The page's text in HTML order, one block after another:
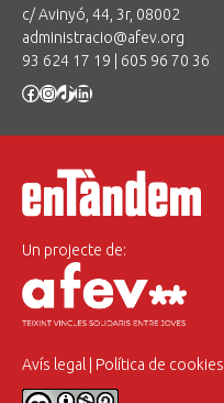
c/ Avinyó, 44, 3r, 08002
administracio@afev.org
93 624 17 19
605 96 70 36
Facebook
Instagram
TikTok
LinkedIn
Un projecte de:
Avís legal Política de cookies